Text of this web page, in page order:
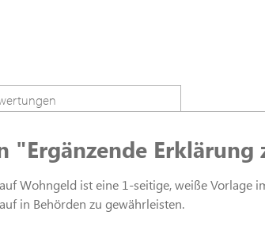
Wohngeld ist eine 1-seitige, weiße
in Behörden zu gewährleisten.